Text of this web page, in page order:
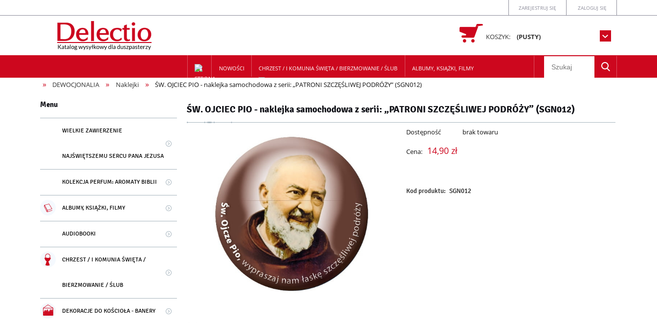
ZAREJESTRUJ SIĘ ZALOGUJ SIĘ
KOSZYK: (PUSTY)
NOWOŚCI CHRZEST / I KOMUNIA ŚWIĘTA / BIERZMOWANIE / ŚLUB ALBUMY, KSIĄŻKI, FILMY
ZAPIS NA NEWSLETTER
» DEWOCJONALIA » Naklejki » ŚW. OJCIEC PIO - naklejka samochodowa z serii: „PATRONI SZCZĘŚLIWEJ PODRÓŻY” (SGN012)
Menu
WIELKIE ZAWIERZENIE
NAJŚWIĘTSZEMU SERCU PANA JEZUSA
KOLEKCJA PERFUM: AROMATY BIBLII
ALBUMY, KSIĄŻKI, FILMY
AUDIOBOOKI
CHRZEST / I KOMUNIA ŚWIĘTA /
BIERZMOWANIE / ŚLUB
DEKORACJE DO KOŚCIOŁA - BANERY
ŚW. OJCIEC PIO - naklejka samochodowa z serii: „PATRONI SZCZĘŚLIWEJ PODRÓŻY” (SGN012)
Dostępność brak towaru
Cena: 14,90 zł
Kod produktu: SGN012